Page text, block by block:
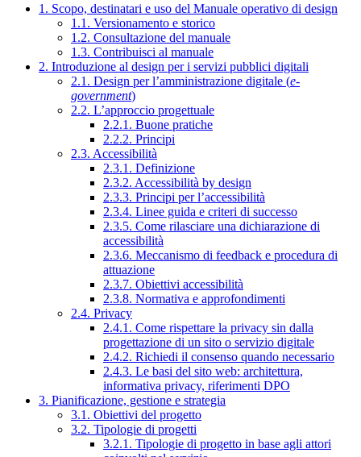
1. Scopo, destinatari e uso del Manuale operativo di design
1.1. Versionamento e storico
1.2. Consultazione del manuale
1.3. Contribuisci al manuale
2. Introduzione al design per i servizi pubblici digitali
2.1. Design per l’amministrazione digitale (e-
government)
2.2. L’approccio progettuale
2.2.1. Buone pratiche
2.2.2. Principi
2.3. Accessibilità
2.3.1. Definizione
2.3.2. Accessibilità by design
2.3.3. Principi per l’accessibilità
2.3.4. Linee guida e criteri di successo
2.3.5. Come rilasciare una dichiarazione di
accessibilità
2.3.6. Meccanismo di feedback e procedura di
attuazione
2.3.7. Obiettivi accessibilità
2.3.8. Normativa e approfondimenti
2.4. Privacy
2.4.1. Come rispettare la privacy sin dalla
progettazione di un sito o servizio digitale
2.4.2. Richiedi il consenso quando necessario
2.4.3. Le basi del sito web: architettura,
informativa privacy, riferimenti DPO
3. Pianificazione, gestione e strategia
3.1. Obiettivi del progetto
3.2. Tipologie di progetti
3.2.1. Tipologie di progetto in base agli attori